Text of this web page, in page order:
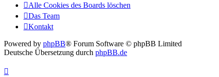
Alle Cookies des Boards löschen
Das Team
Kontakt
Powered by phpBB® Forum Software © phpBB Limited
Deutsche Übersetzung durch phpBB.de